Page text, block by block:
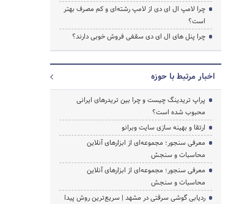
چرا لامپ ال ای دی از لامپ رشته‌ای و کم مصرف بهتر
است؟
چرا پنل های ال ای دی سقفی فروش خوبی دارند؟
اخبار مرتبط با حوزه
پراپ تریدینگ چیست و چرا بین تریدرهای ایرانی
محبوب شده است؟
ارتقا و بهینه سازی سایت وبرانو
معرفی سنجور؛ مجموعه‌ای از ابزارهای آنلاین
محاسبات و سنجش
معرفی سنجور؛ مجموعه‌ای از ابزارهای آنلاین
محاسبات و سنجش
ردیابی گوشی سرقتی در مشهد | سریع‌ترین روش پیدا